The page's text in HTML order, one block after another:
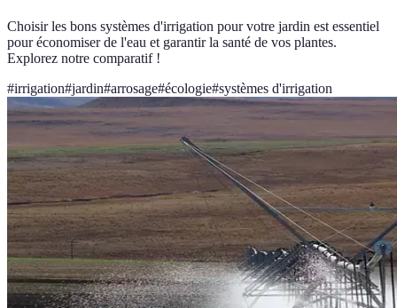
Choisir les bons systèmes d'irrigation pour votre jardin est essentiel
pour économiser de l'eau et garantir la santé de vos plantes.
Explorez notre comparatif !
#irrigation#jardin#arrosage#écologie#systèmes d'irrigation